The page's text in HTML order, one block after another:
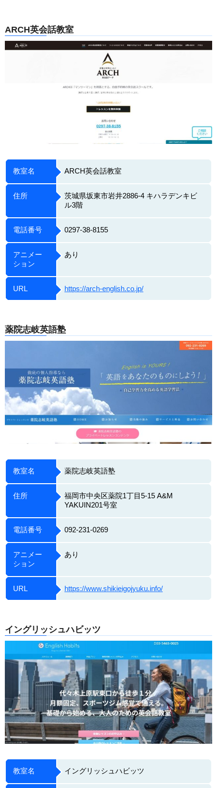
ARCH英会話教室
教室名 ARCH英会話教室
住所
茨城県坂東市岩井2886-4 キハラデンキビ
ル3階
電話番号 0297-38-8155
アニメー
ション
あり
URL https://arch-english.co.jp/
薬院志岐英語塾
教室名 薬院志岐英語塾
住所
福岡市中央区薬院1丁目5-15 A&M
YAKUIN201号室
電話番号 092-231-0269
アニメー
ション
あり
URL https://www.shikieigojyuku.info/
イングリッシュハビッツ
教室名 イングリッシュハビッツ